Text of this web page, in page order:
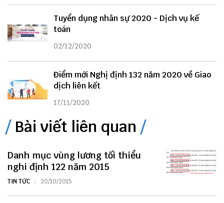
Tuyển dụng nhân sự 2020 - Dịch vụ kế
toán
02/12/2020
Điểm mới Nghị định 132 năm 2020 về Giao
dịch liên kết
17/11/2020
Bài viết liên quan
Danh mục vùng lương tối thiểu
nghi định 122 năm 2015
TIN TỨC 20/10/2015